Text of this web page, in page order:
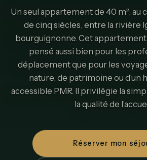
Un seul appartement de 40 m², au
de cinq siècles, entre la rivière
bourguignonne. Cet
pensé aussi bien pour les
déplacement que pour les
nature, de patrimoine ou d'un
accessible PMR. Il privilégie la
la qualité de
Réserver mon